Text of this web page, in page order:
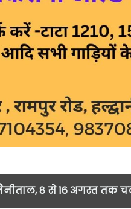
8 से 16 अगस्त तक